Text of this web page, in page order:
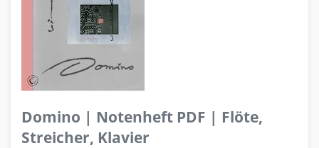
Domino | Notenheft PDF | Flöte,
Streicher, Klavier